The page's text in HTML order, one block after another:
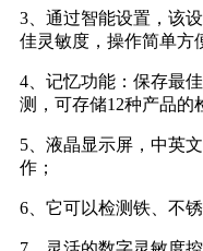
3、通过智能设置，该
佳灵敏度，操作简单方
4、记忆功能：保存最
测，可存储12种产品的
5、液晶显示屏，中英
作；
6、它可以检测铁、不